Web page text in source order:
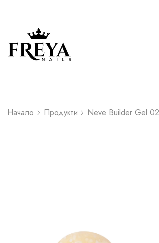
Начало Продукти Neve Builder Gel 02